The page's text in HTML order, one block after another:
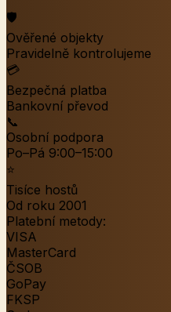
🛡️
Ověřené objekty
Pravidelně kontrolujeme
💳
Bezpečná platba
Bankovní převod
📞
Osobní podpora
Po–Pá 9:00–15:00
⭐
Tisíce hostů
Od roku 2001
Platební metody:
VISA
MasterCard
ČSOB
GoPay
FKSP